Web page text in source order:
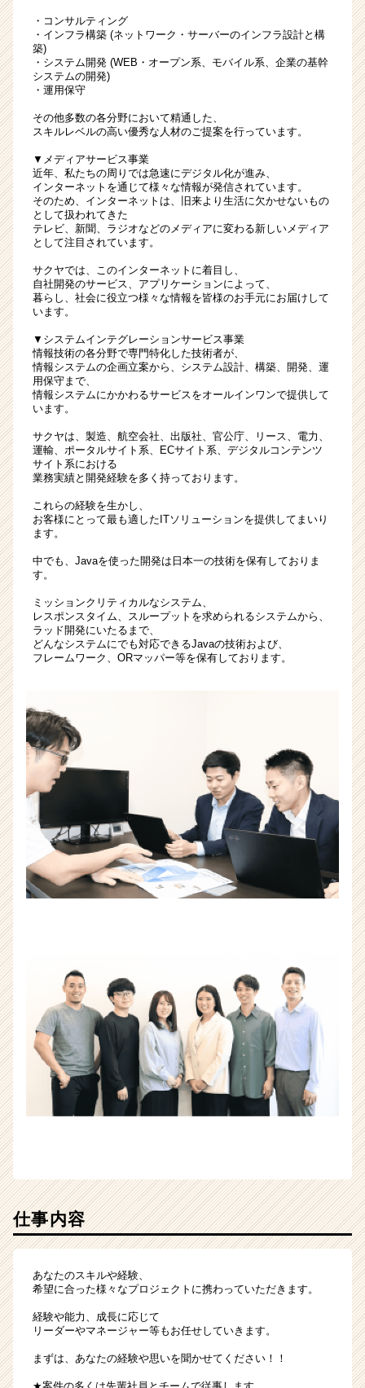
#
ン
ア
|
ン
チ
ャ
成
長
企
業
か
ス
カ
ウ
ト
く
就
活
イ
ト
ア
リ
ア
（CheerCareer）
・コンサルティング
・インフラ構築 (ネットワーク・サーバーのインフラ設計と構
築)
・システム開発 (WEB・オープン系、モバイル系、企業の基幹
システムの開発)
・運用保守
その他多数の各分野において精通した、
スキルレベルの高い優秀な人材のご提案を行っています。
▼メディアサービス事業
近年、私たちの周りでは急速にデジタル化が進み、
インターネットを通じて様々な情報が発信されています。
そのため、インターネットは、旧来より生活に欠かせないもの
として扱われてきた
テレビ、新聞、ラジオなどのメディアに変わる新しいメディア
として注目されています。
サクヤでは、このインターネットに着目し、
自社開発のサービス、アプリケーションによって、
暮らし、社会に役立つ様々な情報を皆様のお手元にお届けして
います。
▼システムインテグレーションサービス事業
情報技術の各分野で専門特化した技術者が、
情報システムの企画立案から、システム設計、構築、開発、運
用保守まで、
情報システムにかかわるサービスをオールインワンで提供して
います。
サクヤは、製造、航空会社、出版社、官公庁、リース、電力、
運輸、ポータルサイト系、ECサイト系、デジタルコンテンツ
サイト系における
業務実績と開発経験を多く持っております。
これらの経験を生かし、
お客様にとって最も適したITソリューションを提供してまいり
ます。
中でも、Javaを使った開発は日本一の技術を保有しておりま
す。
ミッションクリティカルなシステム、
レスポンスタイム、スループットを求められるシステムから、
ラッド開発にいたるまで、
どんなシステムにでも対応できるJavaの技術および、
フレームワーク、ORマッパー等を保有しております。
仕事内容
あなたのスキルや経験、
希望に合った様々なプロジェクトに携わっていただきます。
経験や能力、成長に応じて
リーダーやマネージャー等もお任せしていきます。
まずは、あなたの経験や思いを聞かせてください！！